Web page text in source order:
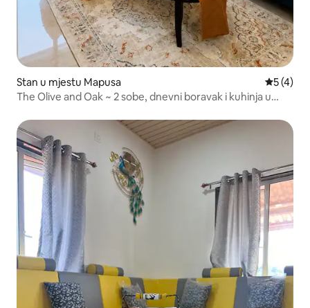
Stan u mjestu Mapusa
5 (4)
The Olive and Oak ~ 2 sobe, dnevni boravak i kuhinja u